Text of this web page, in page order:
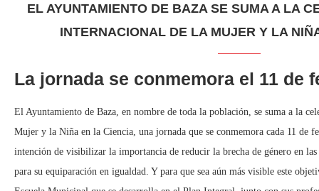
EL AYUNTAMIENTO DE BAZA SE SUMA A LA
INTERNACIONAL DE LA MUJER Y LA
La jornada se conmemora el 11 de
El Ayuntamiento de Baza, en nombre de toda la población, se suma a la
Mujer y la Niña en la Ciencia, una jornada que se conmemora cada 11 de
intención de visibilizar la importancia de reducir la brecha de género en
para su equiparación en igualdad. Y para que sea aún más visible este